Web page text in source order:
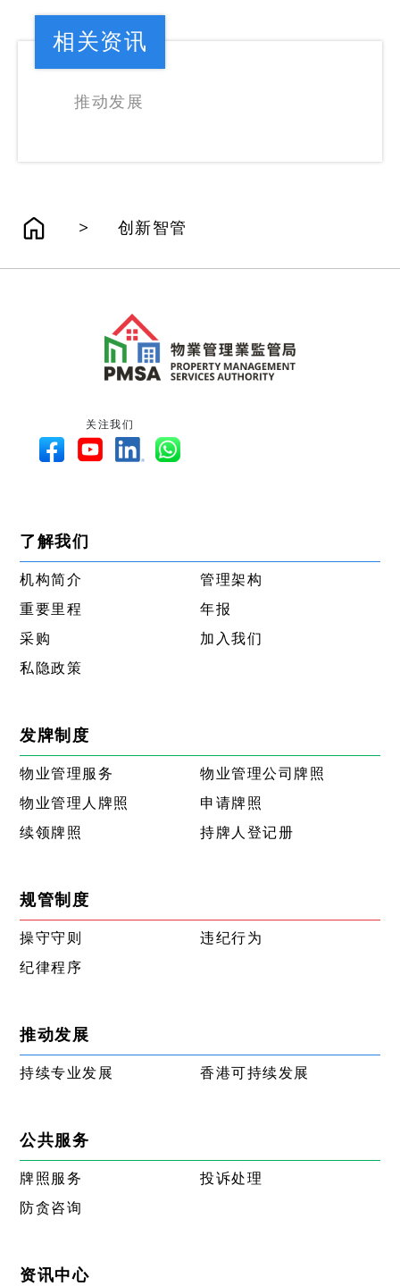
推动发展
相关资讯
> 创新智管
关注我们
了解我们
机构简介
管理架构
重要里程
年报
采购
加入我们
私隐政策
发牌制度
物业管理服务
物业管理公司牌照
物业管理人牌照
申请牌照
续领牌照
持牌人登记册
规管制度
操守守则
违纪行为
纪律程序
推动发展
持续专业发展 香港可持续发展
公共服务
牌照服务
投诉处理
防贪咨询
资讯中心